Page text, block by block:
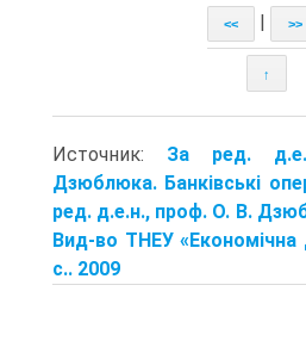
<< >>
↑
Источник: За ред.
Дзюблюка. Банківські
ред. д.е.н., проф. О. В.
Вид-во ТНЕУ «Економічна
с.. 2009